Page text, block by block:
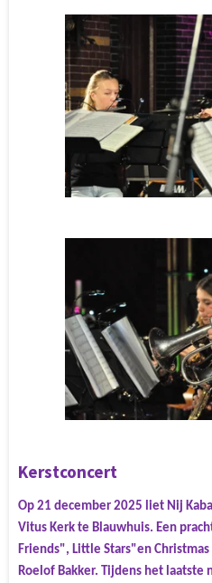
Kerstconcert
Op 21 december 2025 liet Nij
Vitus Kerk te Blauwhuis. Een
Friends", Little Stars"en
Roelof Bakker. Tijdens het laatste